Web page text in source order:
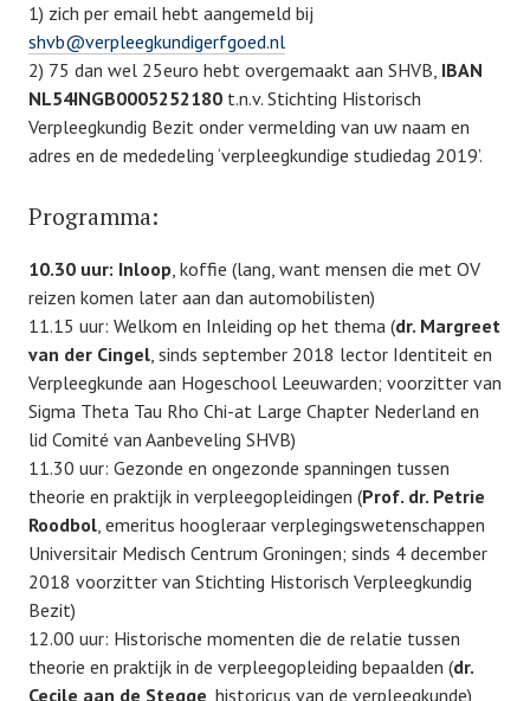
1) zich per email hebt aangemeld bij
shvb@verpleegkundigerfgoed.nl
2) 75 dan wel 25euro hebt overgemaakt aan SHVB, IBAN
NL54INGB0005252180 t.n.v. Stichting Historisch
Verpleegkundig Bezit onder vermelding van uw naam en
adres en de mededeling ‘verpleegkundige studiedag 2019’.
Programma:
10.30 uur: Inloop, koffie (lang, want mensen die met OV
reizen komen later aan dan automobilisten)
11.15 uur: Welkom en Inleiding op het thema (dr. Margreet
van der Cingel, sinds september 2018 lector Identiteit en
Verpleegkunde aan Hogeschool Leeuwarden; voorzitter van
Sigma Theta Tau Rho Chi-at Large Chapter Nederland en
lid Comité van Aanbeveling SHVB)
11.30 uur: Gezonde en ongezonde spanningen tussen
theorie en praktijk in verpleegopleidingen (Prof. dr. Petrie
Roodbol, emeritus hoogleraar verplegingswetenschappen
Universitair Medisch Centrum Groningen; sinds 4 december
2018 voorzitter van Stichting Historisch Verpleegkundig
Bezit)
12.00 uur: Historische momenten die de relatie tussen
theorie en praktijk in de verpleegopleiding bepaalden (dr.
Cecile aan de Stegge, historicus van de verpleegkunde)